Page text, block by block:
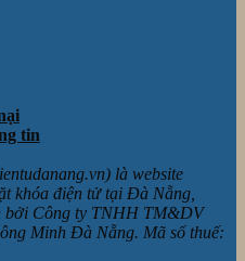
tin
là website
khóa điện tử tại Đà Nẵng,
bởi Công ty TNHH TM&DV
Minh Đà Nẵng. Mã số thuế: